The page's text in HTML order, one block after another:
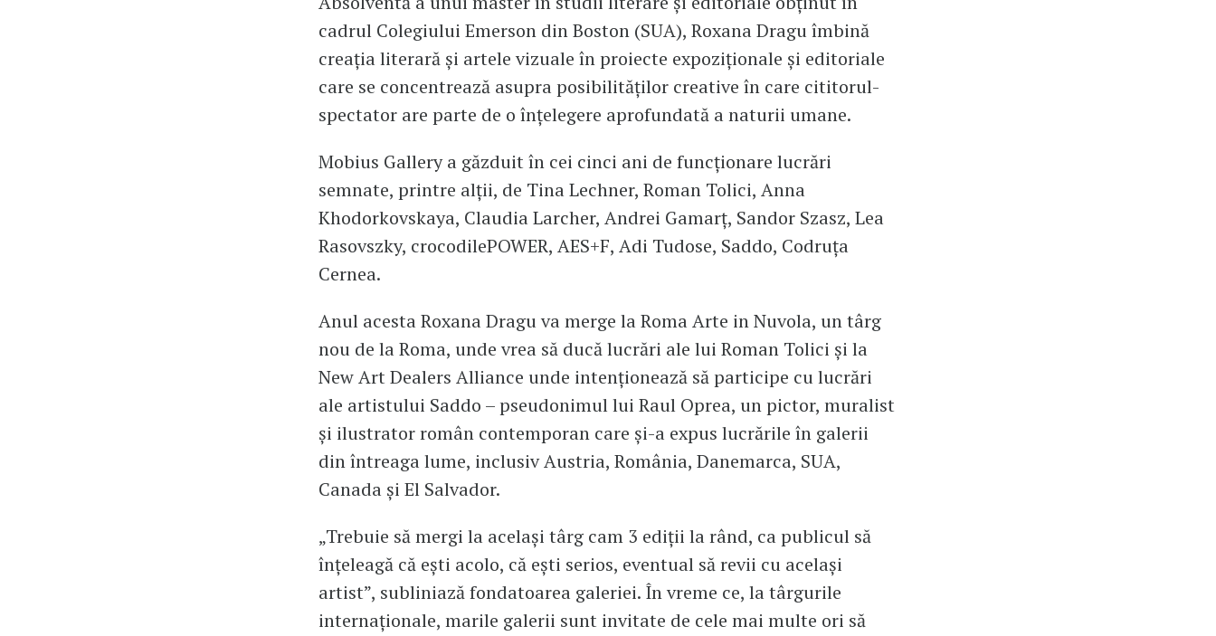
cadrul Colegiului Emerson din Boston (SUA), Roxana Dragu îmbină
creația literară și artele vizuale în proiecte expoziționale și editoriale
care se concentrează asupra posibilităților creative în care cititorul-
spectator are parte de o înțelegere aprofundată a naturii umane.
Mobius Gallery a găzduit în cei cinci ani de funcționare lucrări
semnate, printre alții, de Tina Lechner, Roman Tolici, Anna
Khodorkovskaya, Claudia Larcher, Andrei Gamarț, Sandor Szasz, Lea
Rasovszky, crocodilePOWER, AES+F, Adi Tudose, Saddo, Codruța
Cernea.
Anul acesta Roxana Dragu va merge la Roma Arte in Nuvola, un târg
nou de la Roma, unde vrea să ducă lucrări ale lui Roman Tolici și la
New Art Dealers Alliance unde intenționează să participe cu lucrări
ale artistului Saddo – pseudonimul lui Raul Oprea, un pictor, muralist
și ilustrator român contemporan care și-a expus lucrările în galerii
din întreaga lume, inclusiv Austria, România, Danemarca, SUA,
Canada și El Salvador.
„Trebuie să mergi la același târg cam 3 ediții la rând, ca publicul să
înțeleagă că ești acolo, că ești serios, eventual să revii cu același
artist”, subliniază fondatoarea galeriei. În vreme ce, la târgurile
internaționale, marile galerii sunt invitate de cele mai multe ori să